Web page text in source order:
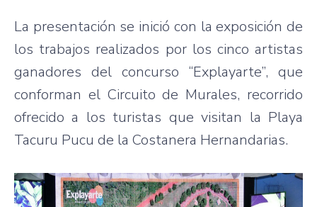
La presentación se inició con la exposición de
los trabajos realizados por los cinco artistas
ganadores del concurso “Explayarte”, que
conforman el Circuito de Murales, recorrido
ofrecido a los turistas que visitan la Playa
Tacuru Pucu de la Costanera Hernandarias.